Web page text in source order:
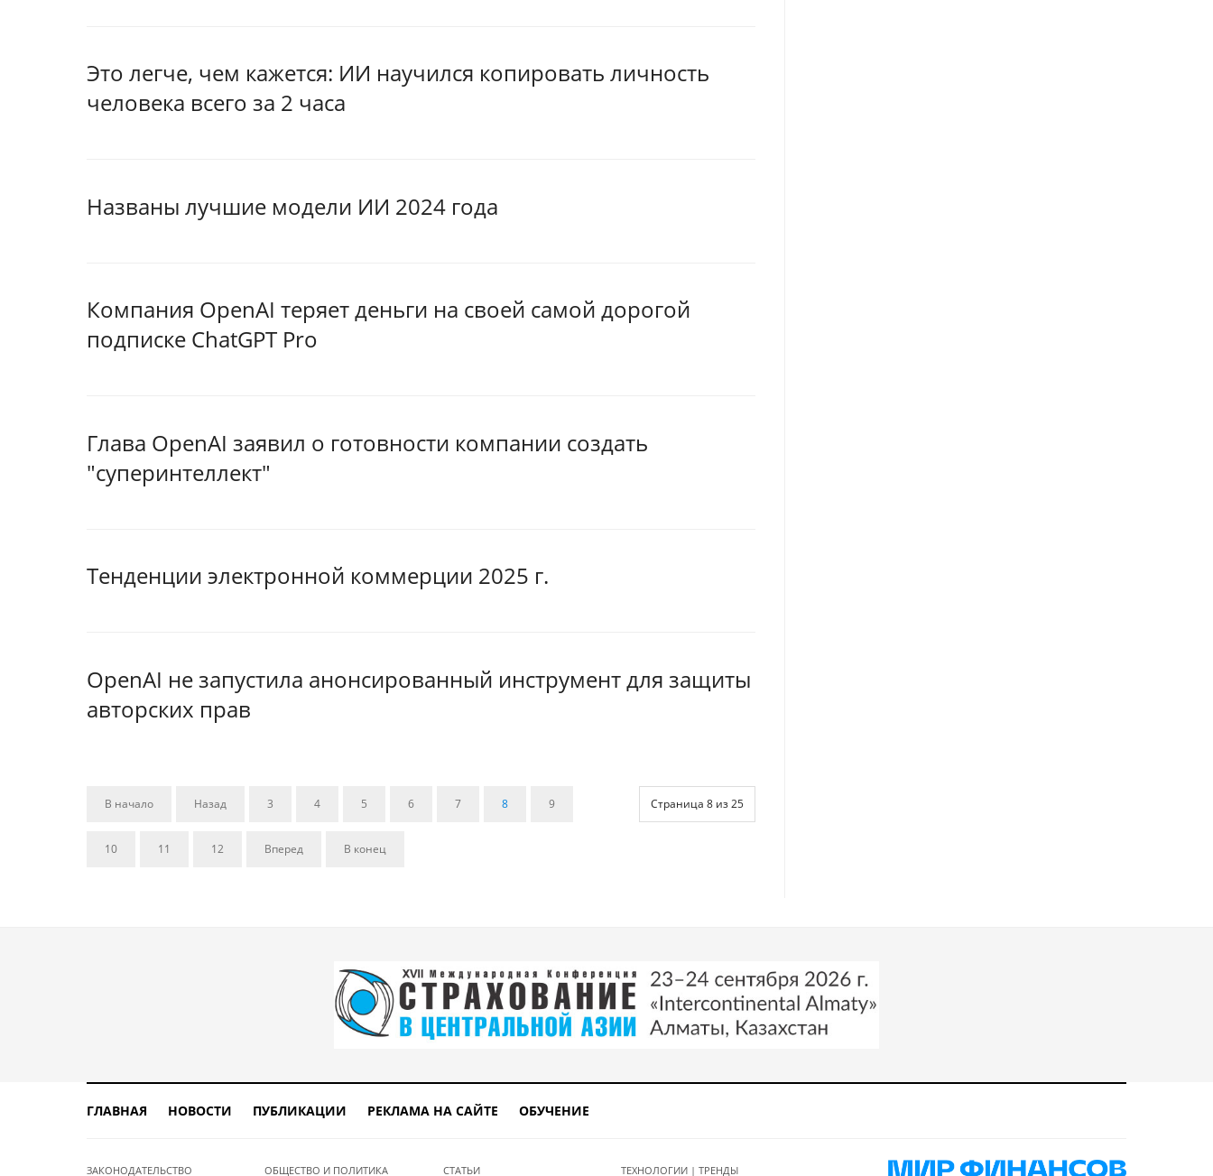
Это легче, чем кажется: ИИ научился копировать личность
человека всего за 2 часа
Названы лучшие модели ИИ 2024 года
Компания OpenAI теряет деньги на своей самой дорогой
подписке ChatGPT Pro
Глава OpenAI заявил о готовности компании создать
"суперинтеллект"
Тенденции электронной коммерции 2025 г.
OpenAI не запустила анонсированный инструмент для защиты
авторских прав
Страница 8 из 25
В начало Назад 3 4 5 6 7 8 9
10 11 12 Вперед В конец
ГЛАВНАЯ НОВОСТИ ПУБЛИКАЦИИ РЕКЛАМА НА САЙТЕ ОБУЧЕНИЕ
ЗАКОНОДАТЕЛЬСТВО ОБЩЕСТВО И ПОЛИТИКА СТАТЬИ ТЕХНОЛОГИИ | ТРЕНДЫ